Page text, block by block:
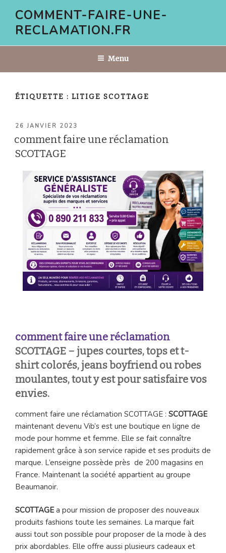
contenu
COMMENT-FAIRE-UNE-
RECLAMATION.FR
Menu
ÉTIQUETTE : LITIGE SCOTTAGE
PUBLIÉ
26 JANVIER 2023
comment faire une réclamation
SCOTTAGE
comment faire une réclamation
SCOTTAGE – jupes courtes, tops et t-
shirt colorés, jeans boyfriend ou robes
moulantes, tout y est pour satisfaire vos
envies.
comment faire une réclamation SCOTTAGE : SCOTTAGE
maintenant devenu Vib’s est une boutique en ligne de
mode pour homme et femme. Elle se fait connaître
rapidement grâce à son service rapide et ses produits de
marque. L’enseigne possède près de 200 magasins en
France. Maintenant la société appartient au groupe
Beaumanoir.
SCOTTAGEa pour mission de proposer des nouveaux
produits fashions toute les semaines. La marque fait
aussi tout son possible pour proposer de la mode à des
prix abordables. Elle offre aussi plusieurs cadeaux et